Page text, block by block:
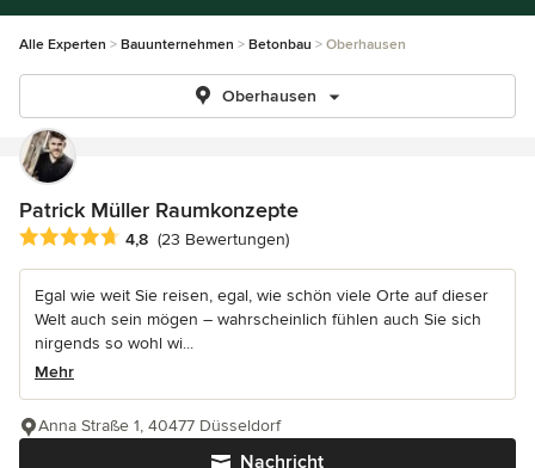
Alle Experten Bauunternehmen Betonbau Oberhausen
Oberhausen
Patrick Müller Raumkonzepte
Durchschnittliche Bewertung: 4.8 von 5 Sternen
4,8 (23 Bewertungen)
Egal wie weit Sie reisen, egal, wie schön viele Orte auf dieser
Welt auch sein mögen – wahrscheinlich fühlen auch Sie sich
nirgends so wohl wi...
Mehr
Nachricht
Anna Straße 1, 40477 Düsseldorf